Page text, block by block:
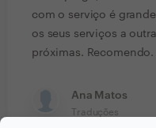
com o serviço é
os seus serviços a
próximas. Recomendo.
Ana Matos
Traduções